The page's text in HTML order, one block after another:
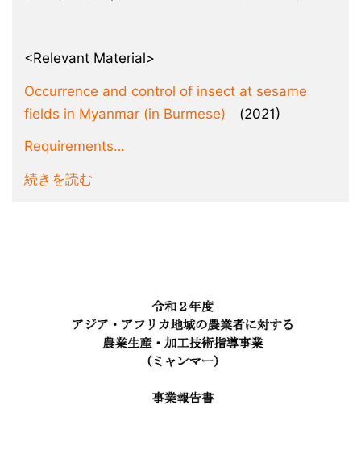
<Relevant Material>
Occurrence and control of insect at sesame
fields in Myanmar (in Burmese) (2021)
Requirements…
続きを読む